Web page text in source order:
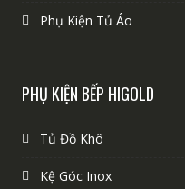
Phụ Kiện Tủ Áo
PHỤ KIỆN BẾP HIGOLD
Tủ Đồ Khô
Kệ Góc Inox